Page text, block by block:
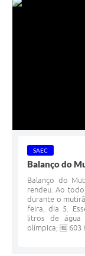
SAEC
Balanço do
Balanço do
rendeu. Ao
durante o
feira, dia 5.
litros de água
olímpica; 🆓 603